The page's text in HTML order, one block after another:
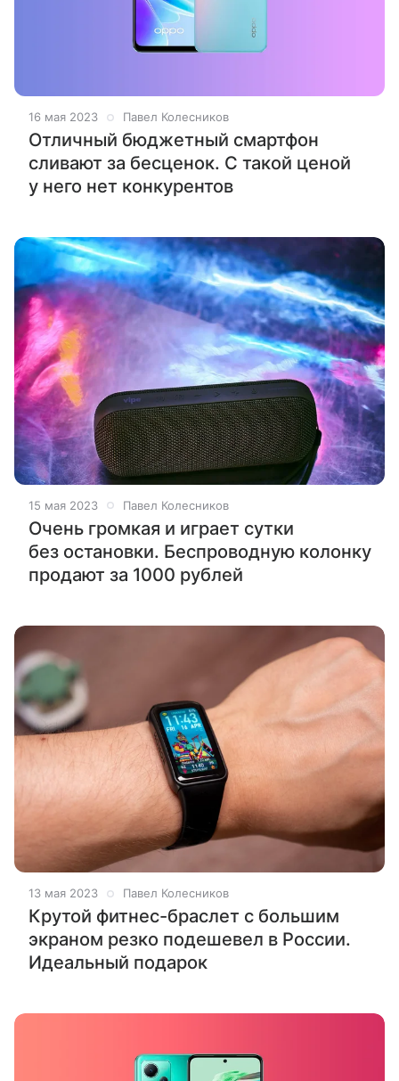
16 мая 2023 Павел Колесников
Отличный бюджетный смартфон
сливают за бесценок. С такой ценой
у него нет конкурентов
15 мая 2023 Павел Колесников
Очень громкая и играет сутки
без остановки. Беспроводную колонку
продают за 1000 рублей
13 мая 2023 Павел Колесников
Крутой фитнес-браслет с большим
экраном резко подешевел в России.
Идеальный подарок